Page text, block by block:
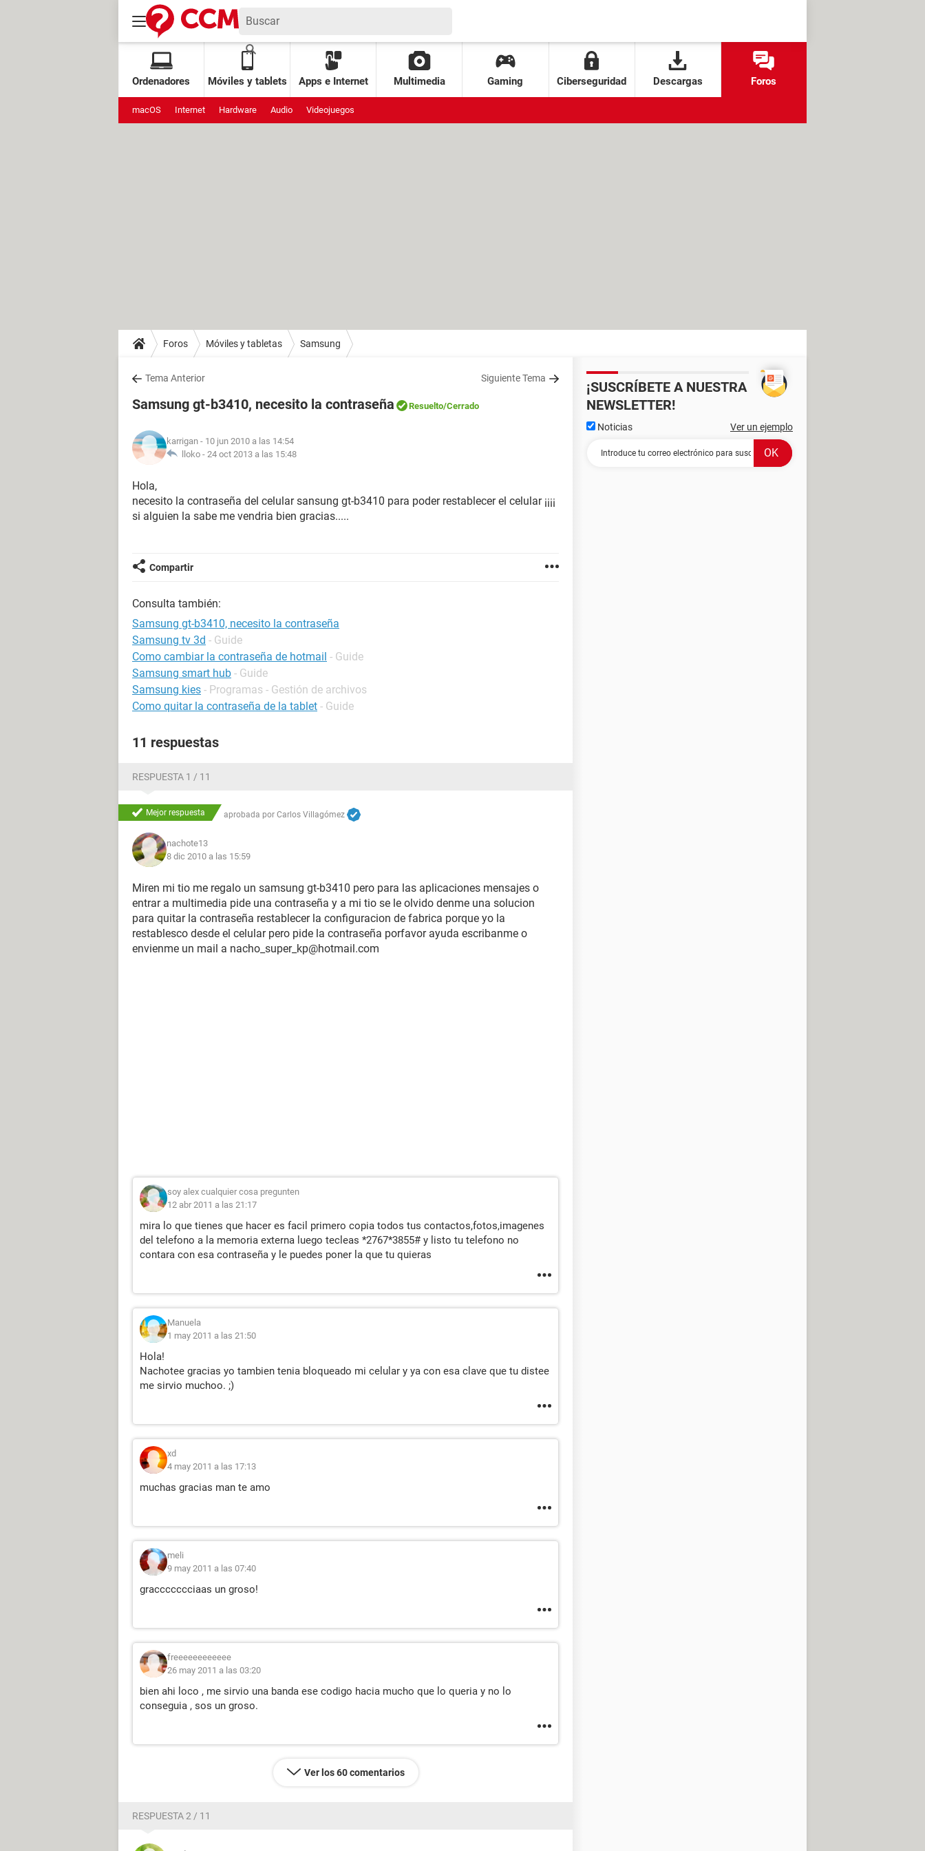
Ordenadores Móviles y tablets Apps e Internet Multimedia Gaming Ciberseguridad Descargas Foros
macOS Internet Hardware Audio Videojuegos
Foros Móviles y tabletas Samsung
Tema Anterior Siguiente Tema
Samsung gt-b3410, necesito la contraseña Resuelto/Cerrado
karrigan - 10 jun 2010 a las 14:54
lloko - 24 oct 2013 a las 15:48
Hola,
necesito la contraseña del celular sansung gt-b3410 para poder restablecer el celular ¡¡¡¡
si alguien la sabe me vendria bien gracias.....
Compartir
Consulta también:
Samsung gt-b3410, necesito la contraseña
Samsung tv 3d - Guide
Como cambiar la contraseña de hotmail - Guide
Samsung smart hub - Guide
Samsung kies - Programas - Gestión de archivos
Como quitar la contraseña de la tablet - Guide
11 respuestas
RESPUESTA 1 / 11
Mejor respuesta aprobada por Carlos Villagómez
nachote13
8 dic 2010 a las 15:59
Miren mi tio me regalo un samsung gt-b3410 pero para las aplicaciones mensajes o
entrar a multimedia pide una contraseña y a mi tio se le olvido denme una solucion
para quitar la contraseña restablecer la configuracion de fabrica porque yo la
restablesco desde el celular pero pide la contraseña porfavor ayuda escribanme o
envienme un mail a nacho_super_kp@hotmail.com
soy alex cualquier cosa pregunten
12 abr 2011 a las 21:17
mira lo que tienes que hacer es facil primero copia todos tus contactos,fotos,imagenes
del telefono a la memoria externa luego tecleas *2767*3855# y listo tu telefono no
contara con esa contraseña y le puedes poner la que tu quieras
Manuela
1 may 2011 a las 21:50
Hola!
Nachotee gracias yo tambien tenia bloqueado mi celular y ya con esa clave que tu distee
me sirvio muchoo. ;)
xd
4 may 2011 a las 17:13
muchas gracias man te amo
meli
9 may 2011 a las 07:40
graccccccciaas un groso!
freeeeeeeeeeee
26 may 2011 a las 03:20
bien ahi loco , me sirvio una banda ese codigo hacia mucho que lo queria y no lo
conseguia , sos un groso.
Ver los 60 comentarios
RESPUESTA 2 / 11
¡SUSCRÍBETE A NUESTRA
NEWSLETTER!
Noticias Ver un ejemplo